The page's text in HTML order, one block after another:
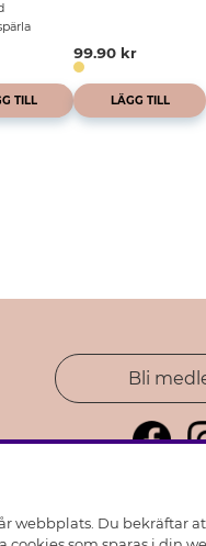
TILL
99.90 kr
LÄGG TILL
Bli
webbplats. Du bekräftar